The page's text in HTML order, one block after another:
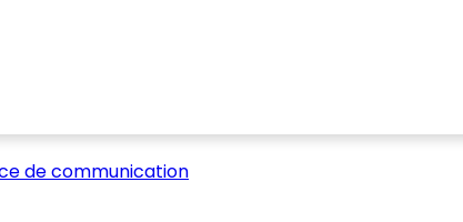
16
de communication